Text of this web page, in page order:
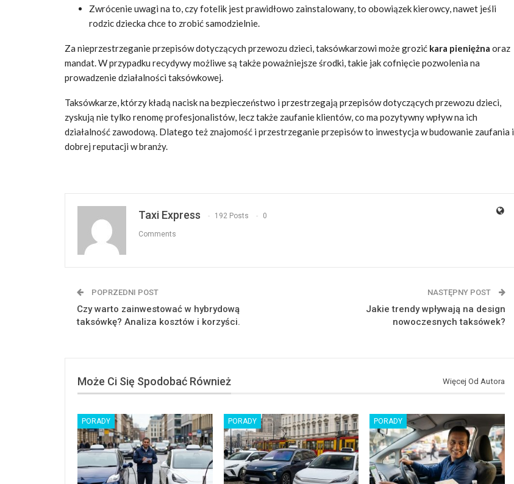
Zwrócenie uwagi na to, czy fotelik jest prawidłowo zainstalowany, to obowiązek kierowcy, nawet jeśli
rodzic dziecka chce to zrobić samodzielnie.
Za nieprzestrzeganie przepisów dotyczących przewozu dzieci, taksówkarzowi może grozić kara pieniężna oraz
mandat. W przypadku recydywy możliwe są także poważniejsze środki, takie jak cofnięcie pozwolenia na
prowadzenie działalności taksówkowej.
Taksówkarze, którzy kładą nacisk na bezpieczeństwo i przestrzegają przepisów dotyczących przewozu dzieci,
zyskują nie tylko renomę profesjonalistów, lecz także zaufanie klientów, co ma pozytywny wpływ na ich
działalność zawodową. Dlatego też znajomość i przestrzeganie przepisów to inwestycja w budowanie zaufania i
dobrej reputacji w branży.
Taxi Express 192 Posts 0
Comments
POPRZEDNI POST
Czy warto zainwestować w hybrydową
taksówkę? Analiza kosztów i korzyści.
NASTĘPNY POST
Jakie trendy wpływają na design
nowoczesnych taksówek?
Może Ci Się Spodobać Również Więcej Od Autora
PORADY PORADY PORADY